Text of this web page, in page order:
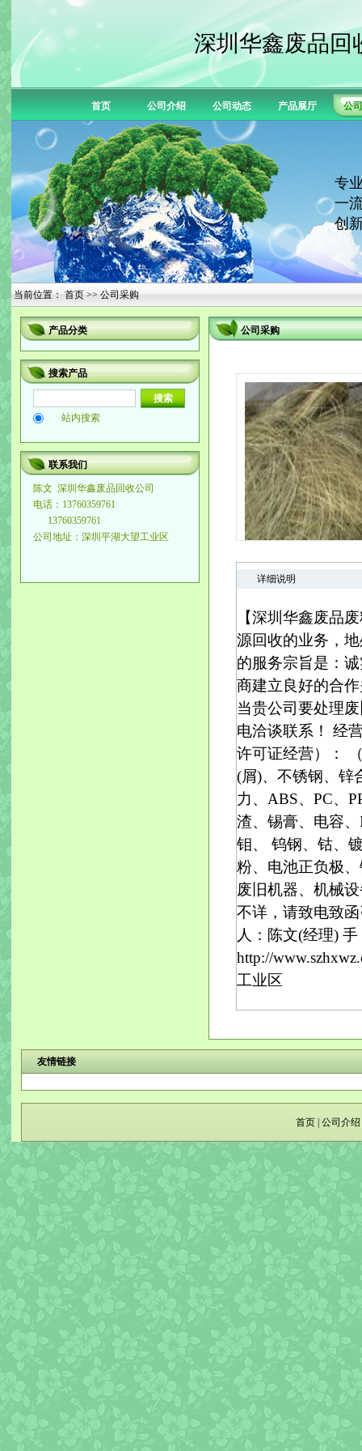
深圳华鑫废品回
首页 公司介绍 公司动态 产品展厅 公
专
一
创
当前位置： 首页 >> 公司采购
产品分类
搜索产品
站内搜索
联系我们
陈文 深圳华鑫废品回收公司
电话：13760359761
13760359761
公司地址：深圳平湖大望工业区
公司采购
详细说明
【深圳华鑫废品
源回收的业务，
的服务宗旨是：
商建立良好的合
当贵公司要处理
电洽谈联系！ 经
许可证经营）：
(屑)、不锈钢、锌
力、ABS、PC、
渣、锡膏、电容
钼、 钨钢、钴、
粉、电池正负极
废旧机器、机械
不详，请致电致
人：陈文(经理)
http://
工业区
友情链接
首页 公司介绍